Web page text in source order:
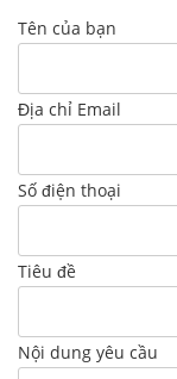
Tên của bạn
Địa chỉ Email
Số điện thoại
Tiêu đề
Nội dung yêu cầu